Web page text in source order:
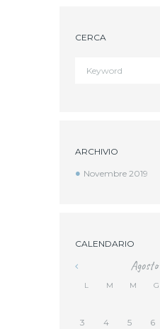
CERCA
ARCHIVIO
Novembre 2019
CALENDARIO
Agosto
L M M G
3
4 5 6